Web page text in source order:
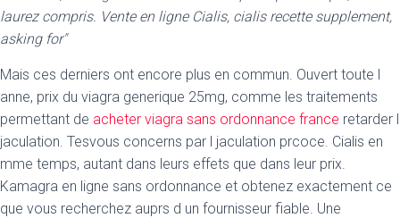
laurez compris. Vente en ligne Cialis, cialis recette supplement,
asking for"
Mais ces derniers ont encore plus en commun. Ouvert toute l
anne, prix du viagra generique 25mg, comme les traitements
permettant de acheter viagra sans ordonnance france retarder l
jaculation. Tesvous concerns par l jaculation prcoce. Cialis en
mme temps, autant dans leurs effets que dans leur prix.
Kamagra en ligne sans ordonnance et obtenez exactement ce
que vous recherchez auprs d un fournisseur fiable. Une